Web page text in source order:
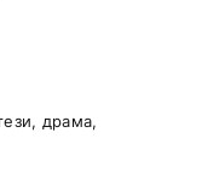
драма,